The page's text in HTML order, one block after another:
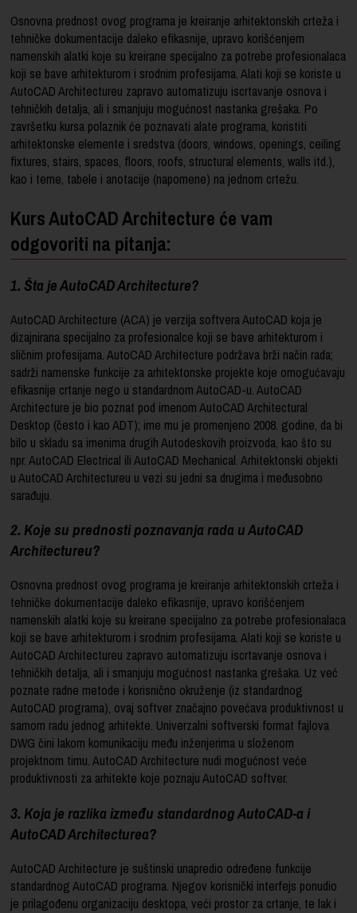
Osnovna prednost ovog programa je kreiranje arhitektonskih crteža i
tehničke dokumentacije daleko efikasnije, upravo korišćenjem
namenskih alatki koje su kreirane specijalno za potrebe profesionalaca
koji se bave arhitekturom i srodnim profesijama. Alati koji se koriste u
AutoCAD Architectureu zapravo automatizuju iscrtavanje osnova i
tehničkih detalja, ali i smanjuju mogućnost nastanka grešaka. Po
završetku kursa polaznik će poznavati alate programa, koristiti
arhitektonske elemente i sredstva (doors, windows, openings, ceiling
fixtures, stairs, spaces, floors, roofs, structural elements, walls itd.),
kao i teme, tabele i anotacije (napomene) na jednom crtežu.
Kurs AutoCAD Architecture će vam
odgovoriti na pitanja:
1. Šta je AutoCAD Architecture?
AutoCAD Architecture (ACA) je verzija softvera AutoCAD koja je
dizajnirana specijalno za profesionalce koji se bave arhitekturom i
sličnim profesijama. AutoCAD Architecture podržava brži način rada;
sadrži namenske funkcije za arhitektonske projekte koje omogućavaju
efikasnije crtanje nego u standardnom AutoCAD-u. AutoCAD
Architecture je bio poznat pod imenom AutoCAD Architectural
Desktop (često i kao ADT); ime mu je promenjeno 2008. godine, da bi
bilo u skladu sa imenima drugih Autodeskovih proizvoda, kao što su
npr. AutoCAD Electrical ili AutoCAD Mechanical. Arhitektonski objekti
u AutoCAD Architectureu u vezi su jedni sa drugima i međusobno
sarađuju.
2. Koje su prednosti poznavanja rada u AutoCAD
Architectureu?
Osnovna prednost ovog programa je kreiranje arhitektonskih crteža i
tehničke dokumentacije daleko efikasnije, upravo korišćenjem
namenskih alatki koje su kreirane specijalno za potrebe profesionalaca
koji se bave arhitekturom i srodnim profesijama. Alati koji se koriste u
AutoCAD Architectureu zapravo automatizuju iscrtavanje osnova i
tehničkih detalja, ali i smanjuju mogućnost nastanka grešaka. Uz već
poznate radne metode i korisnično okruženje (iz standardnog
AutoCAD programa), ovaj softver značajno povećava produktivnost u
samom radu jednog arhitekte. Univerzalni softverski format fajlova
DWG čini lakom komunikaciju među inženjerima u složenom
projektnom timu. AutoCAD Architecture nudi mogućnost veće
produktivnosti za arhitekte koje poznaju AutoCAD softver.
3. Koja je razlika između standardnog AutoCAD-a i
AutoCAD Architecturea?
AutoCAD Architecture je suštinski unapredio određene funkcije
standardnog AutoCAD programa. Njegov korisnički interfejs ponudio
je prilagođenu organizaciju desktopa, veći prostor za crtanje, te lak i